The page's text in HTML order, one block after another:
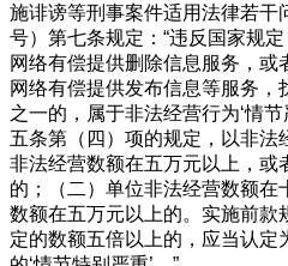
施诽谤等刑事案件适用法律若干
号）第七条规定：“违反国家规
网络有偿提供删除信息服务，或
网络有偿提供发布信息等服务
之一的，属于非法经营行为‘情
五条第（四）项的规定，以非法
非法经营数额在五万元以上，或
的；（二）单位非法经营数额
数额在五万元以上的。实施前款
定的数额五倍以上的，应当认定